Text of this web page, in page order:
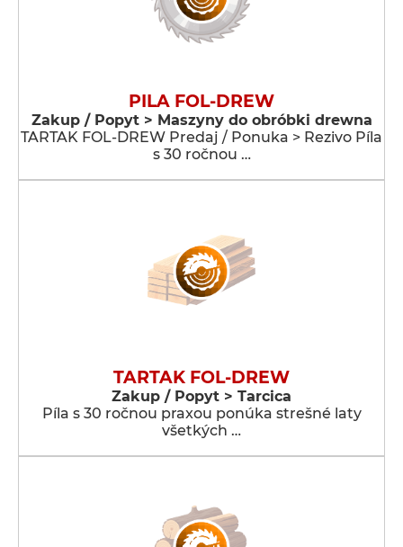
PILA FOL-DREW
Zakup / Popyt > Maszyny do obróbki drewna
TARTAK FOL-DREW Predaj / Ponuka > Rezivo Píla
s 30 ročnou …
TARTAK FOL-DREW
Zakup / Popyt > Tarcica
Píla s 30 ročnou praxou ponúka strešné laty
všetkých …